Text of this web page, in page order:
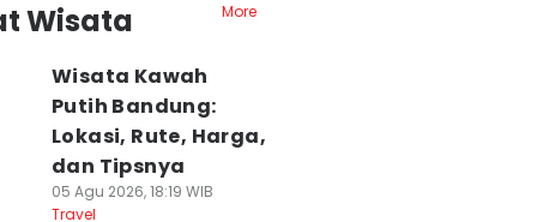
Wisata
More
Wisata Kawah
Putih Bandung:
Lokasi, Rute, Harga,
dan Tipsnya
05 Agu 2026, 18:19 WIB
Travel